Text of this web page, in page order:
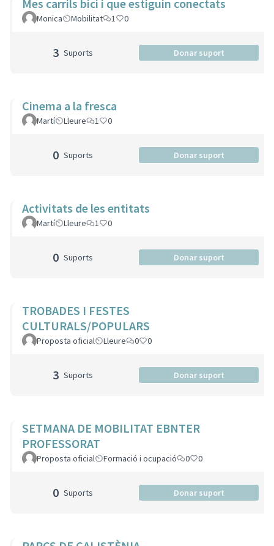
Mes carrils bici i que estiguin conectats
Monica Mobilitat 1 0
3 Suports Donar suport
Cinema a la fresca
Martí Lleure 1 0
0 Suports Donar suport
Activitats de les entitats
Martí Lleure 1 0
0 Suports Donar suport
TROBADES I FESTES
CULTURALS/POPULARS
Proposta oficial Lleure 0 0
3 Suports Donar suport
SETMANA DE MOBILITAT EBNTER
PROFESSORAT
Proposta oficial Formació i ocupació 0 0
0 Suports Donar suport